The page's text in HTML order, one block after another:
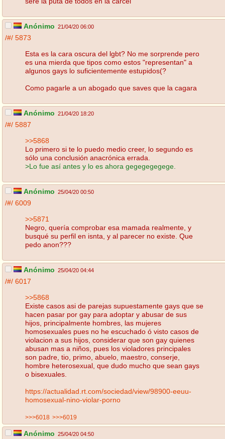
Anónimo 21/04/20 06:00
/#/ 5873
Esta es la cara oscura del lgbt? No me sorprende pero
es una mierda que tipos como estos "representan" a
algunos gays lo suficientemente estupidos(?
Como pagarle a un abogado que saves que la cagara
Anónimo 21/04/20 18:20
/#/ 5887
>>5868
Lo primero si te lo puedo medio creer, lo segundo es
sólo una conclusión anacrónica errada.
>Lo fue así antes y lo es ahora gegegegegege.
Anónimo 25/04/20 00:50
/#/ 6009
>>5871
Negro, quería comprobar esa mamada realmente, y
busqué su perfil en isnta, y al parecer no existe. Que
pedo anon???
Anónimo 25/04/20 04:44
/#/ 6017
>>5868
Existe casos asi de parejas supuestamente gays que se
hacen pasar por gay para adoptar y abusar de sus
hijos, principalmente hombres, las mujeres
homosexuales pues no he escuchado ó visto casos de
violacion a sus hijos, considerar que son gay quienes
abusan mas a niños, pues los violadores principales
son padre, tio, primo, abuelo, maestro, conserje,
hombre heterosexual, que dudo mucho que sean gays
o bisexuales.
https://actualidad.rt.com/sociedad/view/98900-eeuu-
homosexual-nino-violar-porno
>>>6018 >>>6019
Anónimo 25/04/20 04:50